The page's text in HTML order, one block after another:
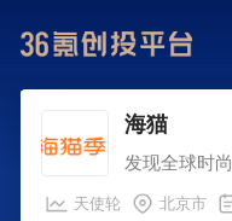
海猫
发现全球时尚
天使轮 北京市